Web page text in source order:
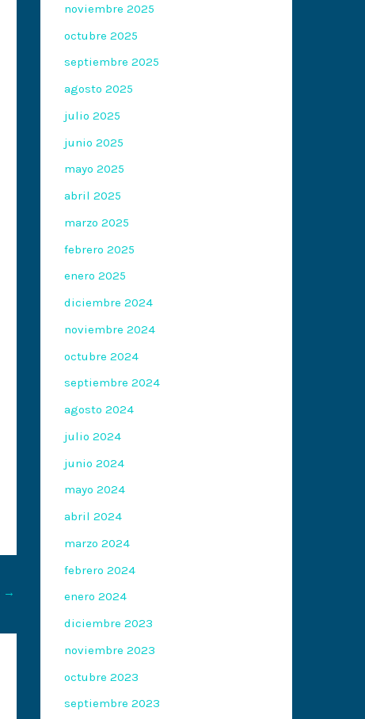
→
noviembre 2025
octubre 2025
septiembre 2025
agosto 2025
julio 2025
junio 2025
mayo 2025
abril 2025
marzo 2025
febrero 2025
enero 2025
diciembre 2024
noviembre 2024
octubre 2024
septiembre 2024
agosto 2024
julio 2024
junio 2024
mayo 2024
abril 2024
marzo 2024
febrero 2024
enero 2024
diciembre 2023
noviembre 2023
octubre 2023
septiembre 2023